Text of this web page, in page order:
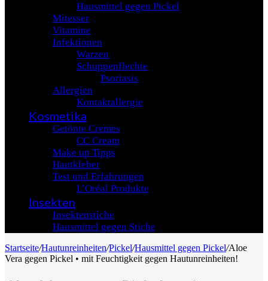
Hausmittel gegen Pickel
Mitesser
Vitamine
Infektionen
Warzen
Schuppenflechte
Psoriasis
Allergien
Kontaktallergie
Kosmetika
Getönte Cremes
CC Cream
Make up Tipps
Hautkleber
Test und Erfahrungen
L’Oréal Produkte
Insekten
Insektenstiche
Hausmittel gegen Stiche
Startseite/Hautunreinheiten/Pickel/Hausmittel gegen Pickel/Aloe
Vera gegen Pickel • mit Feuchtigkeit gegen Hautunreinheiten!